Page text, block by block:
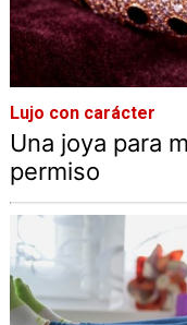
Lujo con carácter
Una joya para
permiso